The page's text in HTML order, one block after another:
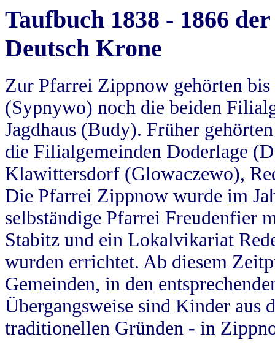
Taufbuch 1838 - 1866
Deutsch Krone
Zur Pfarrei Zippnow gehörten
(Sypnywo) noch die beiden
Jagdhaus (Budy). Früher
die Filialgemeinden Doderlage
Klawittersdorf (Glowaczewo),
Die Pfarrei Zippnow wurde im
selbständige Pfarrei Freudenfier
Stabitz und ein Lokalvikariat
wurden errichtet. Ab diesem
Gemeinden, in den
Übergangsweise sind Kinder aus
traditionellen Gründen - in